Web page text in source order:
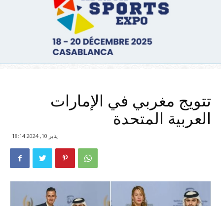
تتويج مغربي في الإمارات
العربية المتحدة
يناير 10, 2024 18:14